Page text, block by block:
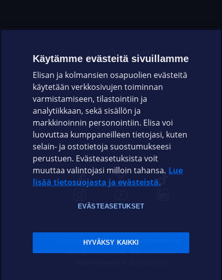
OHJEET JA VINKIT
OMAYHTEISÖ
VIANSELVITYS
ASIAKASPALVELU
ELISA.FI
Sopimusehdot Tietosuoja Evästeasetukset
Sääntelyviranomaiset Saavutettavuus
Käytämme evästeitä sivuillamme
Elisan ja kolmansien osapuolien evästeitä
käytetään verkkosivujen toiminnan
varmistamiseen, tilastointiin ja
analytiikkaan, sekä sisällön ja
markkinoinnin personointiin. Elisa voi
luovuttaa kumppaneilleen tietojasi, kuten
selain- ja ostotietoja suostumukseesi
perustuen. Evästeasetuksista voit
muuttaa valintojasi milloin tahansa. Lue
lisää tietosuojasta ja evästeistä.
EVÄSTEASETUKSET
HYVÄKSY KAIKKI